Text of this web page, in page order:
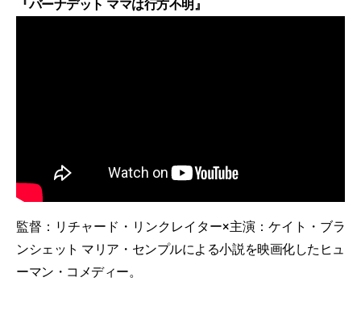
『バーナデット ママは行方不明』
監督：リチャード・リンクレイター×主演：ケイト・ブラ
ンシェット マリア・センプルによる小説を映画化したヒュ
ーマン・コメディー。